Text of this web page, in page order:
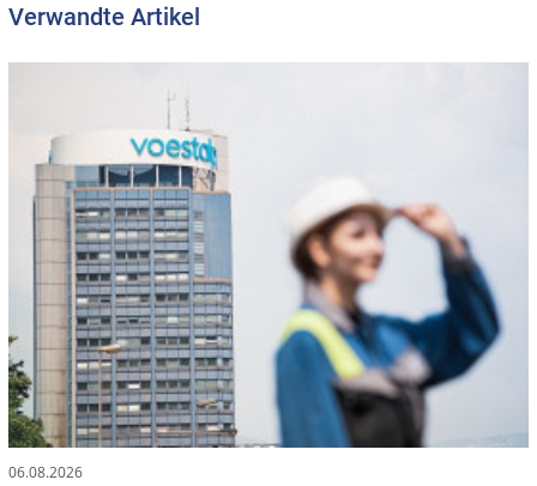
Verwandte Artikel
06.08.2026